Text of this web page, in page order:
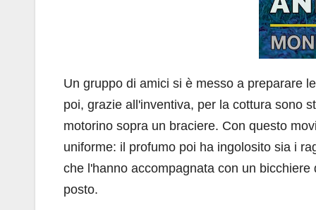
Un gruppo di amici si è messo a preparare
poi, grazie all'inventiva, per la cottura sono
motorino sopra un braciere. Con questo
uniforme: il profumo poi ha ingolosito sia i
che l'hanno accompagnata con un
posto.